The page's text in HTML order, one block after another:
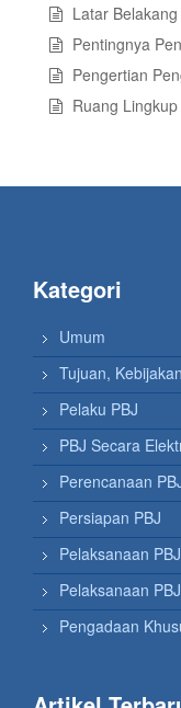
Latar
Pentingnya
Pengertian
Ruang
Kategori
Umum
Tujuan,
Pelaku PBJ
PBJ Secara
Perencanaan
Persiapan PBJ
Pelaksanaan
Pelaksanaan
Pengadaan